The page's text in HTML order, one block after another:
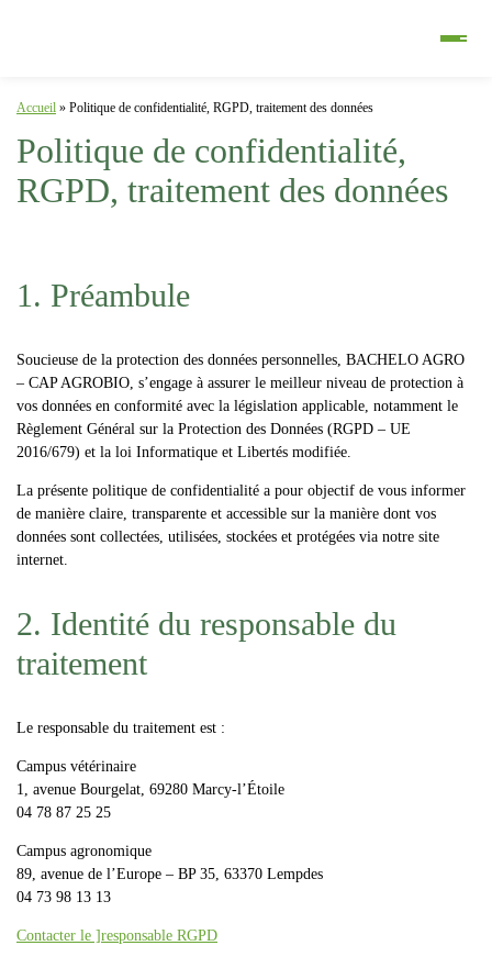
Accueil » Politique de confidentialité, RGPD, traitement des données
Politique de confidentialité,
RGPD, traitement des données
1. Préambule
Soucieuse de la protection des données personnelles, BACHELO AGRO
– CAP AGROBIO , s’engage à assurer le meilleur niveau de protection à
vos données en conformité avec la législation applicable, notamment le
Règlement Général sur la Protection des Données (RGPD – UE
2016/679) et la loi Informatique et Libertés modifiée
La présente politique de confidentialité a pour objectif de vous informer
de manière claire, transparente et accessible sur la manière dont vos
données sont collectées, utilisées, stockées et protégées via notre site
internet.
2. Identité du responsable du
traitement
Le responsable du traitement est :
Campus vétérinaire
1, avenue Bourgelat, 69280 Marcy-l’Étoile
04 78 87 25 25
Campus agronomique
89, avenue de l’Europe – BP 35, 63370 Lempdes
04 73 98 13 13
Contacter le ]responsable RGPD